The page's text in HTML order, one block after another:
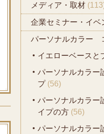
メディア・取材
企業セミナー・イベ
パーソナルカラー
イエローベースと
パーソナルカラ
プ(56)
パーソナルカラ
イプの方 (56)
パーソナルカラー